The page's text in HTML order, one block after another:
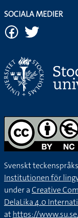
SOCIALA MEDIER
Svenskt
Institutionen för
under aCreative
DelaLika 4.0
athttps://